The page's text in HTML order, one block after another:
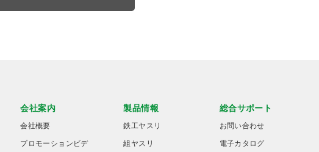
会社案内
会社概要
プロモーションビデ
製品情報
鉄工ヤスリ
組ヤスリ
総合サポート
お問い合わせ
電子カタログ